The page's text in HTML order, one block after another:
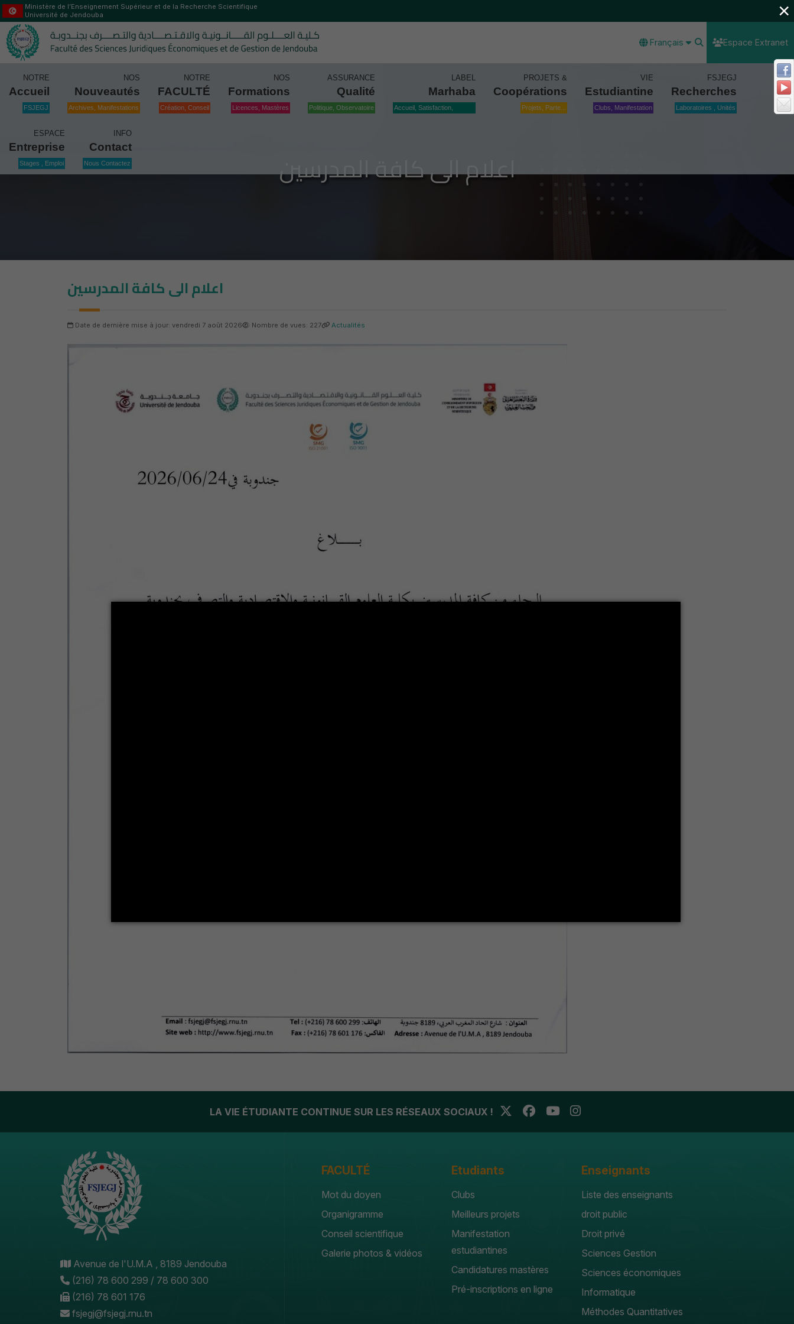
Ministère de l’Enseignement Supérieur et de la Recherche Scientifique
Université de Jendouba
Français Espace Extranet
NOTRE
Accueil
FSJEGJ
NOS
Nouveautés
Archives, Manifestations
NOTRE
FACULTÉ
Création, Conseil
NOS
Formations
Licences, Mastères
ASSURANCE
Qualité
Politique, Observatoire
LABEL
Marhaba
Accueil, Satisfaction,
PROJETS &
Coopérations
Projets, Parte...
VIE
Estudiantine
Clubs, Manifestation
FSJEGJ
Recherches
Laboratoires , Unités
ESPACE
Entreprise
Stages , Emploi
INFO
Contact
Nous Contactez اعلام الى كافة المدرسين
اعلام الى كافة المدرسين
Date de dernière mise à jour: vendredi 7 août 2026 Nombre de vues: 227 Actualités
LA VIE ÉTUDIANTE CONTINUE SUR LES RÉSEAUX SOCIAUX !
Avenue de l'U.M.A , 8189 Jendouba
(216) 78 600 299 / 78 600 300
(216) 78 601 176
fsjegj@fsjegj.rnu.tn
FACULTÉ
Mot du doyen
Organigramme
Conseil scientifique
Galerie photos & vidéos
Etudiants
Clubs
Meilleurs projets
Manifestation
estudiantines
Candidatures mastères
Pré-inscriptions en ligne
Enseignants
Liste des enseignants
droit public
Droit privé
Sciences Gestion
Sciences économiques
Informatique
Méthodes Quantitatives
×